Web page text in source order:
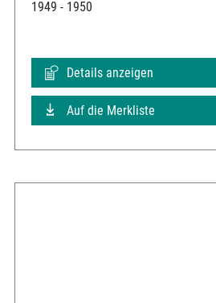
1949 - 1950
Details anzeigen
Auf die Merkliste